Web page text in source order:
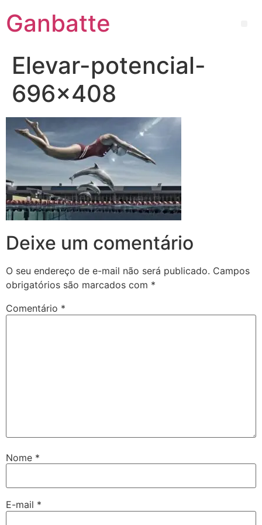
Ganbatte
Elevar-potencial-
696×408
Deixe um comentário
O seu endereço de e-mail não será publicado. Campos
obrigatórios são marcados com *
Comentário *
Nome *
E-mail *